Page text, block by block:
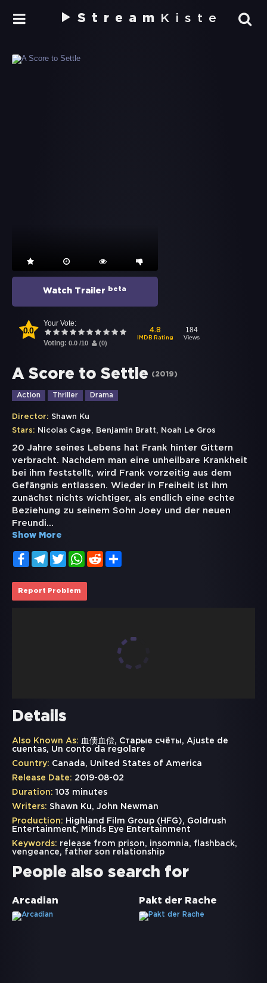
Stream Kiste
Watch Trailer beta
0.0
Your Vote:
Voting: 0.0 /10 (0)
4.8
IMDB Rating
184
Views
A Score to Settle (2019)
Action Thriller Drama
Director: Shawn Ku
Stars: Nicolas Cage, Benjamin Bratt, Noah Le Gros
20 Jahre seines Lebens hat Frank hinter Gittern
verbracht. Nachdem man eine unheilbare Krankheit
bei ihm feststellt, wird Frank vorzeitig aus dem
Gefängnis entlassen. Wieder in Freiheit ist ihm
zunächst nichts wichtiger, als endlich eine echte
Beziehung zu seinem Sohn Joey und der neuen
Freundi...
Show More
FacebookTelegramTwitterWhatsApp
Reddit
Report Problem
Details
Also Known As: 血债血偿, Старые счёты, Ajuste de
cuentas, Un conto da regolare
Country: Canada, United States of America
Release Date: 2019-08-02
Duration: 103 minutes
Writers: Shawn Ku, John Newman
Production: Highland Film Group (HFG), Goldrush
Entertainment, Minds Eye Entertainment
Keywords: release from prison, insomnia, flashback,
vengeance, father son relationship
People also search for
Arcadian Pakt der Rache